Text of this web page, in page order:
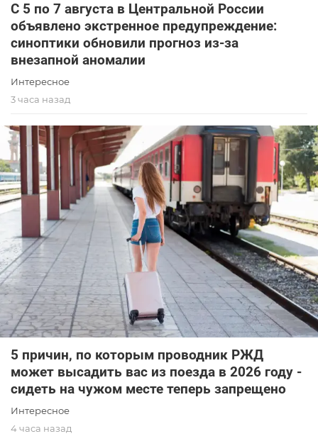
С 5 по 7 августа в Центральной России
объявлено экстренное предупреждение:
синоптики обновили прогноз из-за
внезапной аномалии
Интересное
3 часа назад
5 причин, по которым проводник РЖД
может высадить вас из поезда в 2026 году -
сидеть на чужом месте теперь запрещено
Интересное
4 часа назад